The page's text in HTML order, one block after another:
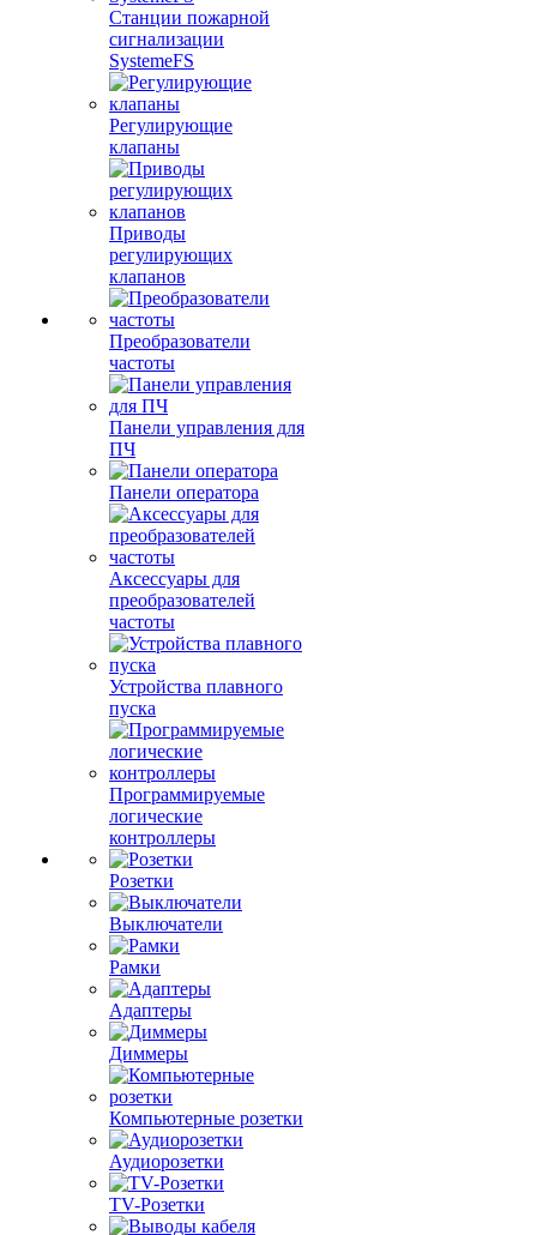
Станции пожарной
сигнализации
SystemeFS
Регулирующие
клапаны
Приводы
регулирующих
клапанов
Преобразователи
частоты
Панели управления для
ПЧ
Панели оператора
Аксессуары для
преобразователей
частоты
Устройства плавного
пуска
Программируемые
логические
контроллеры
Розетки
Выключатели
Рамки
Адаптеры
Диммеры
Компьютерные розетки
Аудиорозетки
TV-Розетки